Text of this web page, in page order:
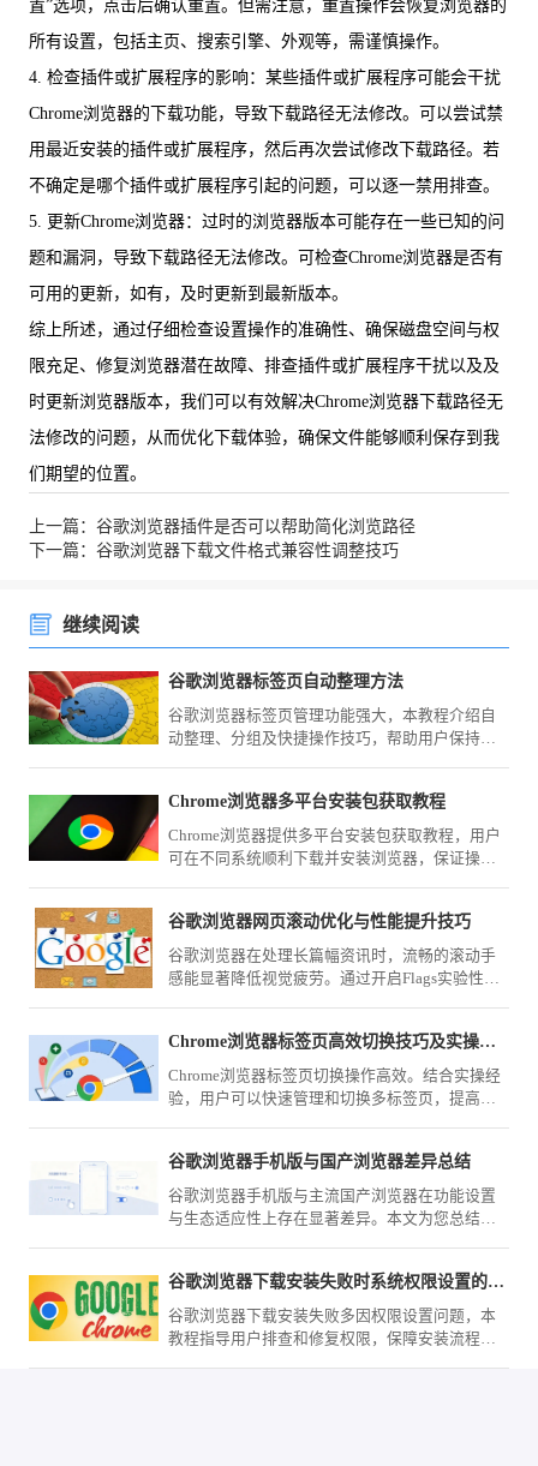
置”选项，点击后确认重置。但需注意，重置操作会恢复浏览器的
所有设置，包括主页、搜索引擎、外观等，需谨慎操作。
4. 检查插件或扩展程序的影响：某些插件或扩展程序可能会干扰
Chrome浏览器的下载功能，导致下载路径无法修改。可以尝试禁
用最近安装的插件或扩展程序，然后再次尝试修改下载路径。若
不确定是哪个插件或扩展程序引起的问题，可以逐一禁用排查。
5. 更新Chrome浏览器：过时的浏览器版本可能存在一些已知的问
题和漏洞，导致下载路径无法修改。可检查Chrome浏览器是否有
可用的更新，如有，及时更新到最新版本。
综上所述，通过仔细检查设置操作的准确性、确保磁盘空间与权
限充足、修复浏览器潜在故障、排查插件或扩展程序干扰以及及
时更新浏览器版本，我们可以有效解决Chrome浏览器下载路径无
法修改的问题，从而优化下载体验，确保文件能够顺利保存到我
们期望的位置。
上一篇：谷歌浏览器插件是否可以帮助简化浏览路径
下一篇：谷歌浏览器下载文件格式兼容性调整技巧
继续阅读
谷歌浏览器标签页自动整理方法
谷歌浏览器标签页管理功能强大，本教程介绍自
动整理、分组及快捷操作技巧，帮助用户保持浏
Chrome浏览器多平台安装包获取教程
Chrome浏览器提供多平台安装包获取教程，用户
可在不同系统顺利下载并安装浏览器，保证操作
谷歌浏览器网页滚动优化与性能提升技巧
谷歌浏览器在处理长篇幅资讯时，流畅的滚动手
感能显著降低视觉疲劳。通过开启Flags实验性平
阅海量文字或高清大图时依然保持极致的响应速
度。
Chrome浏览器标签页高效切换技巧及实操经验
Chrome浏览器标签页切换操作高效。结合实操经
验，用户可以快速管理和切换多标签页，提高多
谷歌浏览器手机版与国产浏览器差异总结
谷歌浏览器手机版与主流国产浏览器在功能设置
与生态适应性上存在显著差异。本文为您总结核
谷歌浏览器下载安装失败时系统权限设置的排查方法
谷歌浏览器下载安装失败多因权限设置问题，本
教程指导用户排查和修复权限，保障安装流程顺